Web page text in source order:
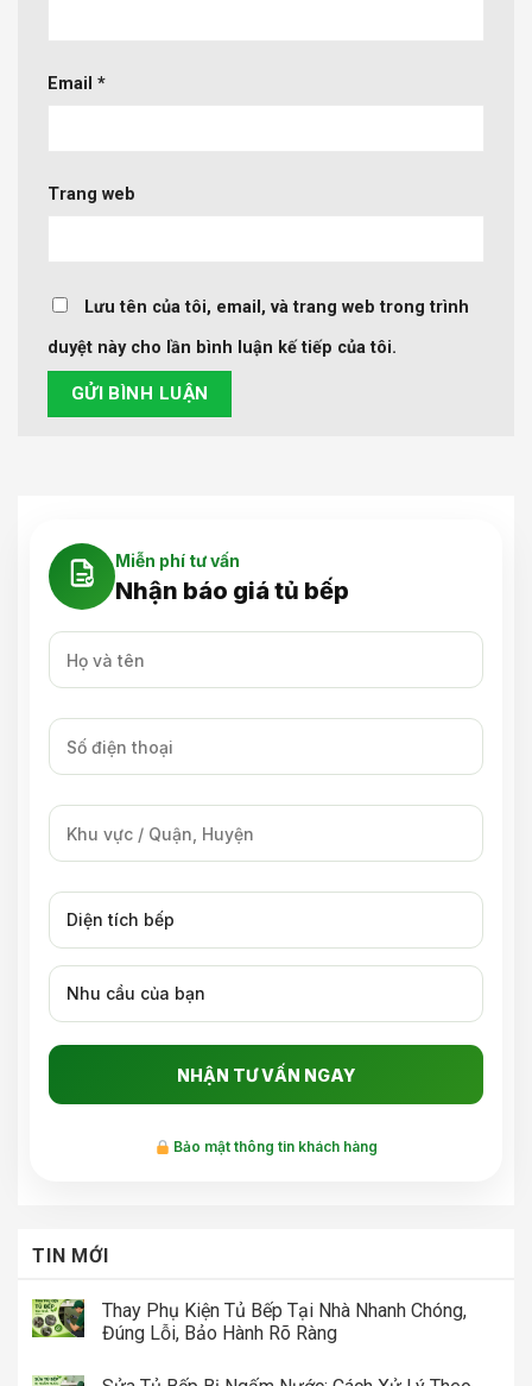
Email *
Trang web
Lưu tên của tôi, email, và trang web trong trình
duyệt này cho lần bình luận kế tiếp của tôi.
Miễn phí tư vấn
Nhận báo giá tủ bếp
Bảo mật thông tin khách hàng
TIN MỚI
Thay Phụ Kiện Tủ Bếp Tại Nhà Nhanh Chóng,
Đúng Lỗi, Bảo Hành Rõ Ràng